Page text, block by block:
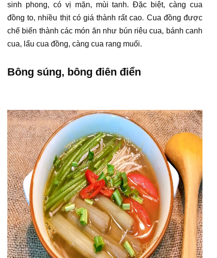
sinh phong, có vị mặn, mùi tanh. Đặc biệt, càng cua
đồng to, nhiều thịt có giá thành rất cao. Cua đồng được
chế biến thành các món ăn như bún riêu cua, bánh canh
cua, lẩu cua đồng, càng cua rang muối.
Bông súng, bông điên điển